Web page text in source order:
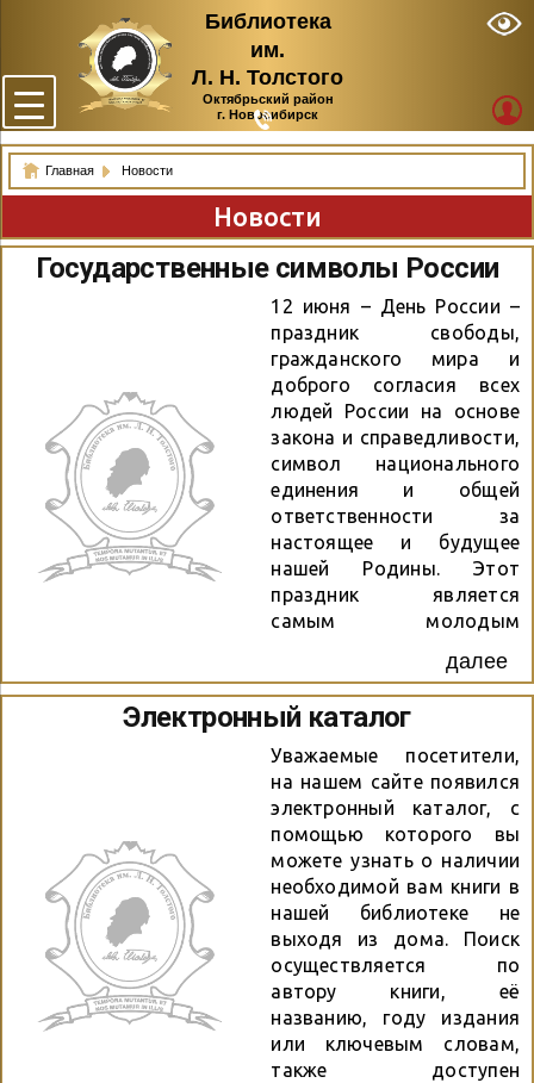
Библиотека
им.
Л. Н. Толстого
Октябрьский район
г. Новосибирск
Главная Новости
Новости
Государственные символы России
12 июня – День России –
праздник свободы,
гражданского мира и
доброго согласия всех
людей России на основе
закона и справедливости,
символ национального
единения и общей
ответственности за
настоящее и будущее
нашей Родины. Этот
праздник является
самым молодым
праздником в нашей
стране. Накануне
праздника библиотека им.
Л. Н. Толстого провела
интеллектуальную игру
среди школьников 5-7-х
классов летнего лагеря
школы № 185. Встреча
началась со звучания
Гимна Российской
Федерации и
приветственного слова
председателя
Избирательной комиссии
Октябрьского района
Лычкиной Ж. И. При
далее
Электронный каталог
Уважаемые посетители,
на нашем сайте появился
электронный каталог, с
помощью которого вы
можете узнать о наличии
необходимой вам книги в
нашей библиотеке не
выходя из дома. Поиск
осуществляется по
автору книги, её
названию, году издания
или ключевым словам,
также доступен